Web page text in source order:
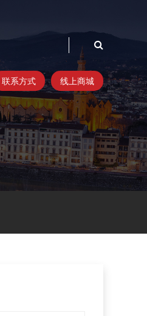
联系方式 线上商城